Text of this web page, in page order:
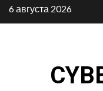
Перейти
к
6 августа 2026